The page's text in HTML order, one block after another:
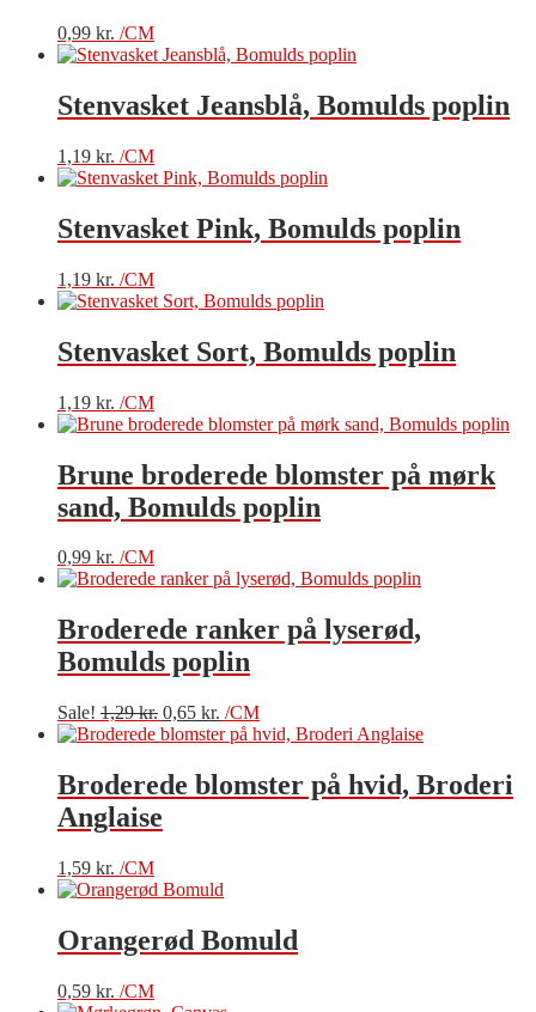
0,99 kr. /CM
Stenvasket Jeansblå, Bomulds poplin
1,19 kr. /CM
Stenvasket Pink, Bomulds poplin
1,19 kr. /CM
Stenvasket Sort, Bomulds poplin
1,19 kr. /CM
Brune broderede blomster på mørk
sand, Bomulds poplin
0,99 kr. /CM
Broderede ranker på lyserød,
Bomulds poplin
Sale! 1,29kr. 0,65 kr. /CM
Broderede blomster på hvid, Broderi
Anglaise
1,59 kr. /CM
Orangerød Bomuld
0,59 kr. /CM